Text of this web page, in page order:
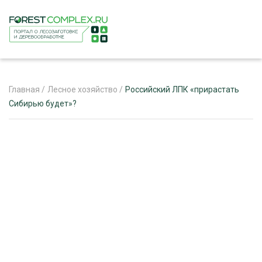
Главная / Лесное хозяйство / Российский ЛПК «прирастать
Сибирью будет»?